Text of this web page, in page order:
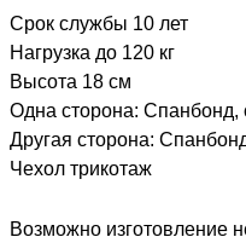
Срок службы 10 лет
Нагрузка до 120 кг
Высота 18 см
Одна сторона: Спанбонд,
Другая сторона:
Чехол трикотаж
Возможно изготовление